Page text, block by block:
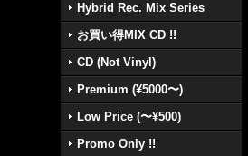
Hybrid Rec. Mix Series
お買い得MIX CD !!
CD (Not Vinyl)
Premium (¥5000〜)
Low Price (〜¥500)
Promo Only !!